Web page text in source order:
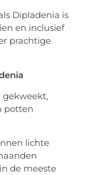
Dipladenia is
en inclusief
prachtige
gekweekt,
potten
lichte
de meeste